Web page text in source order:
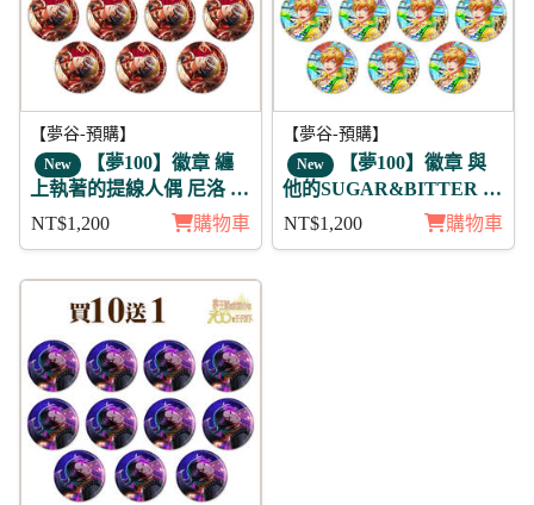
【夢谷-預購】
New 【夢100】徽章 纏
上執著的提線人偶 尼洛 11
NT$1,200 購物車
【夢谷-預購】
New 【夢100】徽章 與
他的SUGAR&BITTER 雷
歐尼 11入
NT$1,200 購物車